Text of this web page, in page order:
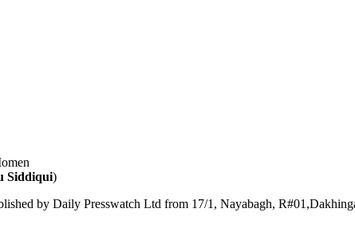
Siddiqui)
by Daily Presswatch Ltd from 17/1, Nayabagh,